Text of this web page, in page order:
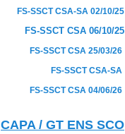
FS-SSCT CSA-SA 02/10/25
FS-SSCT CSA 06/10/25
FS-SSCT CSA 25/03/26
FS-SSCT CSA-SA
FS-SSCT CSA 04/06/26
CAPA / GT ENS SCO